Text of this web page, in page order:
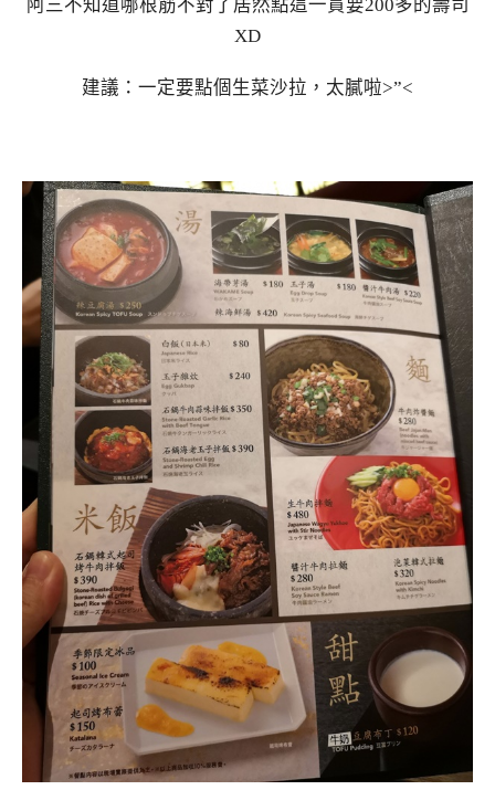
阿三不知道哪根筋不對了居然點這一貫要200多的壽司
XD
建議：一定要點個生菜沙拉，太膩啦>”<